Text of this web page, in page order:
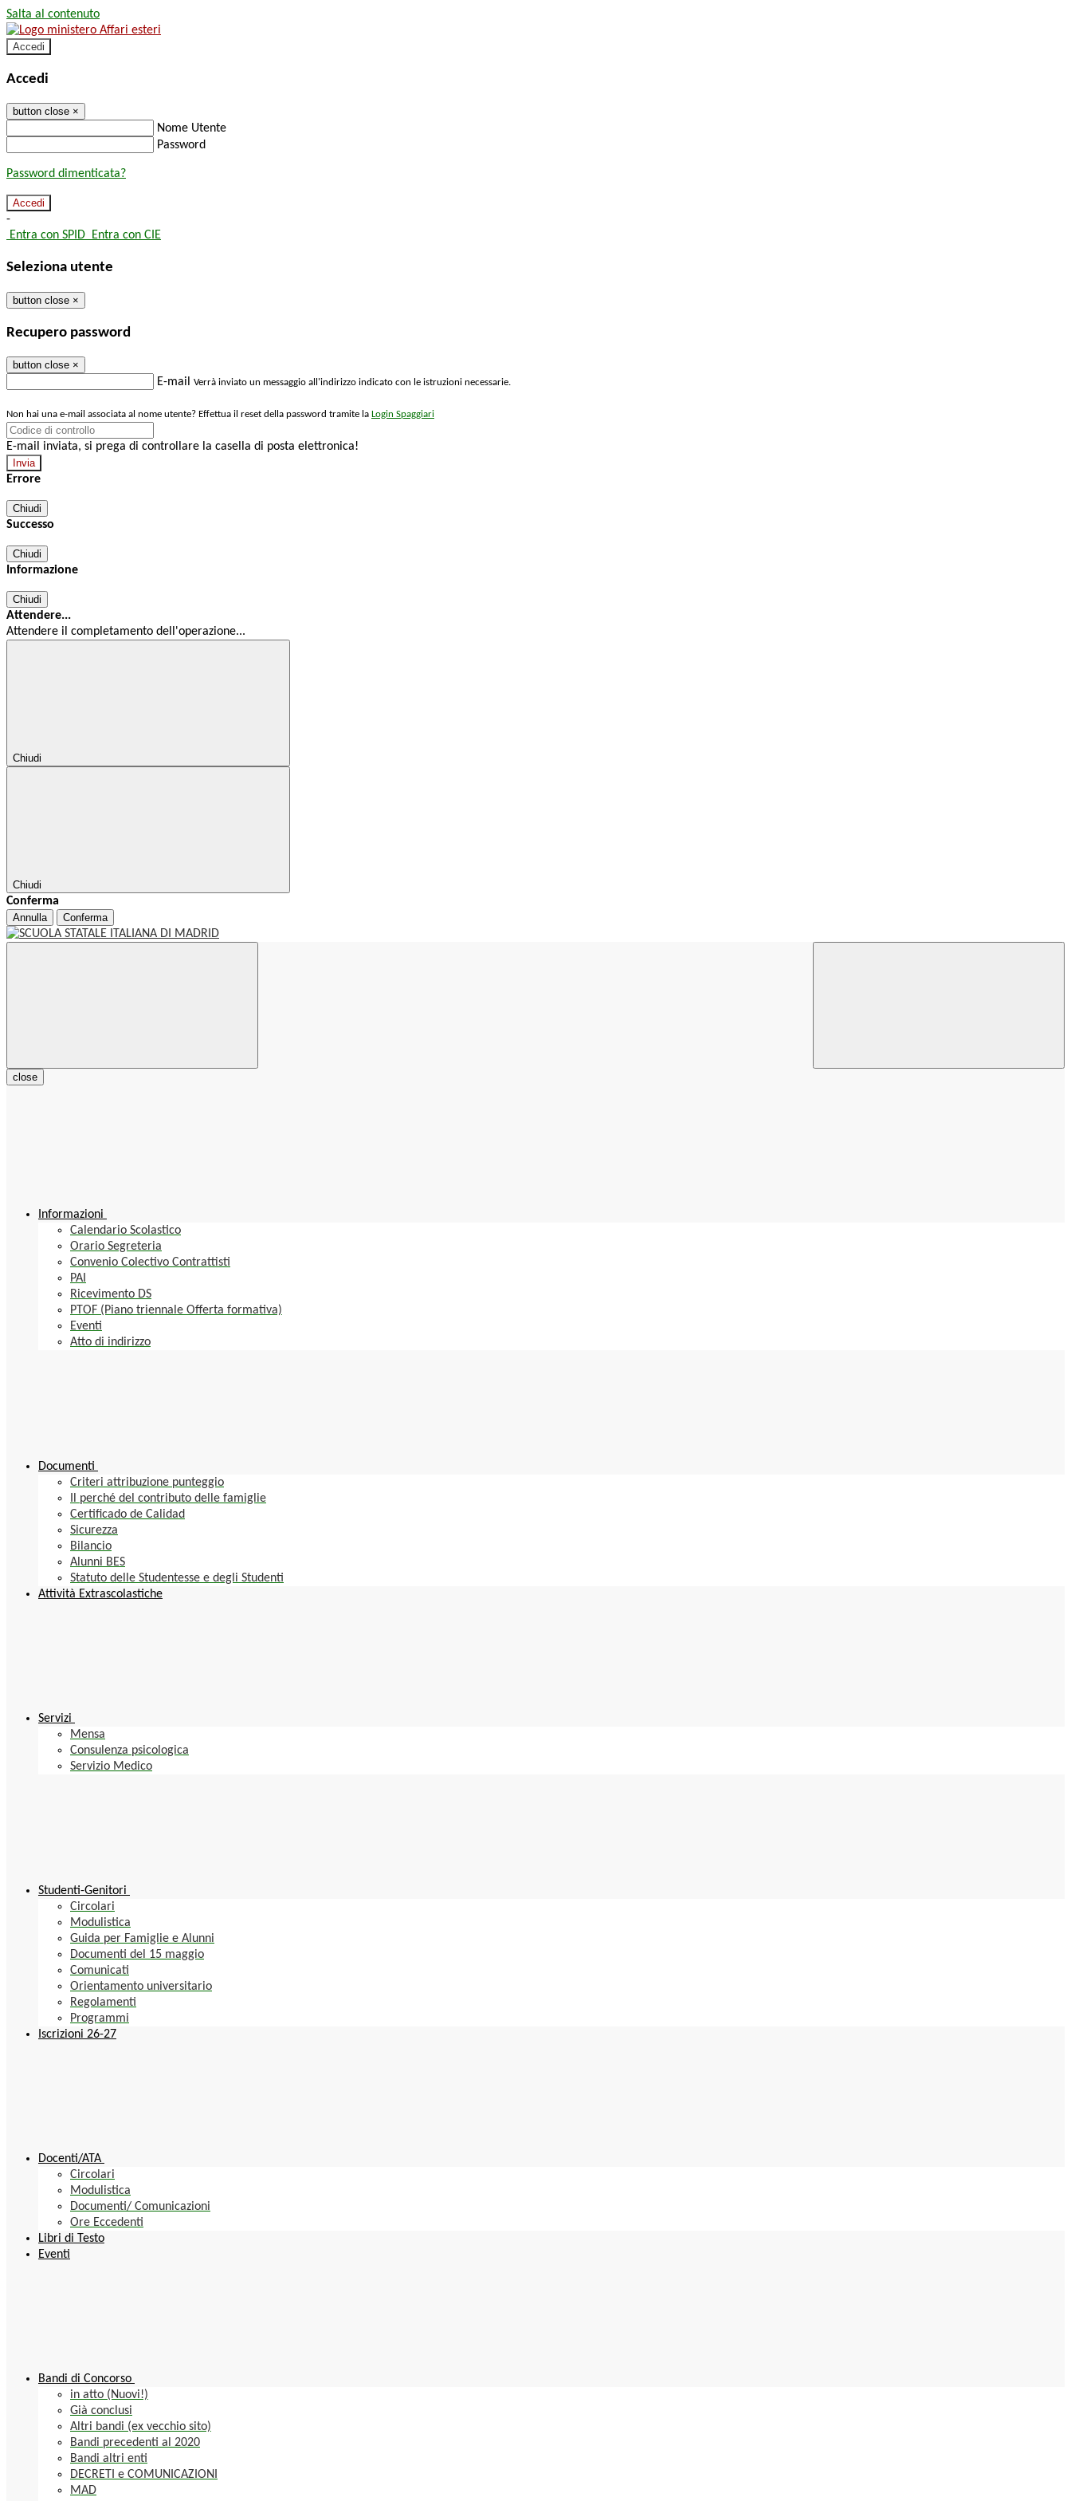
Salta al contenuto
Accedi
Accedi
button close ×
Nome Utente
Password
Password dimenticata?
-
Entra con SPID Entra con CIE
Seleziona utente
button close ×
Recupero password
button close ×
E-mail Verrà inviato un messaggio all'indirizzo indicato con le istruzioni necessarie.
Non hai una e-mail associata al nome utente? Effettua il reset della password tramite la Login Spaggiari
E-mail inviata, si prega di controllare la casella di posta elettronica!
Errore
Chiudi
Successo
Chiudi
Informazione
Chiudi
Attendere...
Attendere il completamento dell'operazione...
Chiudi
Chiudi
Conferma
Annulla Conferma
close
Informazioni
Calendario Scolastico
Orario Segreteria
Convenio Colectivo Contrattisti
PAI
Ricevimento DS
PTOF (Piano triennale Offerta formativa)
Eventi
Atto di indirizzo
Documenti
Criteri attribuzione punteggio
Il perché del contributo delle famiglie
Certificado de Calidad
Sicurezza
Bilancio
Alunni BES
Statuto delle Studentesse e degli Studenti
Attività Extrascolastiche
Servizi
Mensa
Consulenza psicologica
Servizio Medico
Studenti-Genitori
Circolari
Modulistica
Guida per Famiglie e Alunni
Documenti del 15 maggio
Comunicati
Orientamento universitario
Regolamenti
Programmi
Iscrizioni 26-27
Docenti/ATA
Circolari
Modulistica
Documenti/ Comunicazioni
Ore Eccedenti
Libri di Testo
Eventi
Bandi di Concorso
in atto (Nuovi!)
Già conclusi
Altri bandi (ex vecchio sito)
Bandi precedenti al 2020
Bandi altri enti
DECRETI e COMUNICAZIONI
MAD